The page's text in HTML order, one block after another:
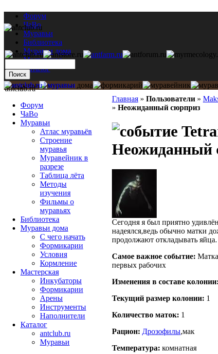
Форум
ЧаВо
Муравьи
Библиотека
Муравьи дома
Мастерская
Каталог
Главная » Пользователи »
» Неожиданный сюрприз
Неожиданный
Сегодня я был приятно
надеялся,ведь обычно матки
продолжают откладывать яйца.
Самое важное событие:
первых рабочих
Изменения в составе
Текущий размер кoлонии: 1
Количество маток: 1
Рацион: Дрозофилы,мак
Температура: комнатная
antclub.ru
Форум
ЧаВо
Муравьи
Атлас муравьёв
Строение
муравья
Муравейник в
разрезе
Таблица лёта
Методы
изучения
Фильмы о
муравьях
Библиотека
Муравьи дома
С чего начать
Формикарии
Условия
Кормление
Мастерская
Инкубаторы
Формикарии
Арены
Инструменты
Наполнители
Каталог
antclub.ru
Муравьи